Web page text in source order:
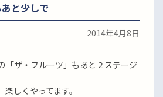
と少しで
2014年4月8日
「ザ・フルーツ」もあと２ステージ
しくやってます。